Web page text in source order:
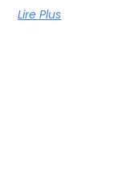
Lire Plus